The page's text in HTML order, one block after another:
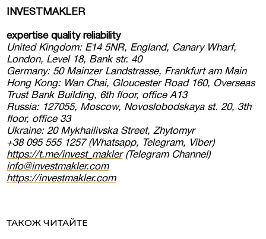
INVESTMAKLER
expertise quality reliability
United Kingdom: E14 5NR, England, Canary Wharf,
London, Level 18, Bank str. 40
Germany: 50 Mainzer Landstrasse, Frankfurt am Main
Hong Kong: Wan Chai, Gloucester Road 160, Overseas
Trust Bank Building, 6th floor, office A13
Russia: 127055, Moscow, Novoslobodskaya st. 20, 3th
floor, office 33
Ukraine: 20 Mykhailivska Street, Zhytomyr
+38 095 555 1257 (Whatsapp, Telegram, Viber)
https://t.me/invest_makler(Telegram Channel)
info@investmakler.com
https://investmakler.com
ТАКОЖ ЧИТАЙТЕ